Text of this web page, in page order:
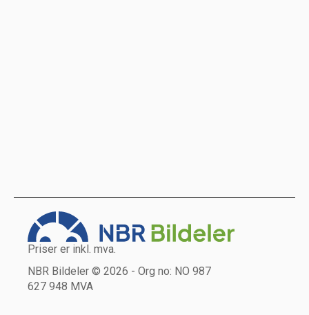
Priser er inkl. mva.
NBR Bildeler © 2026 - Org no: NO 987
627 948 MVA